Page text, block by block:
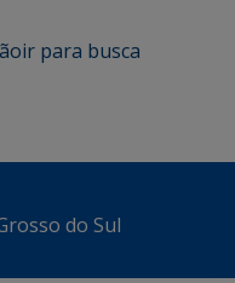
ir para busca
do Sul